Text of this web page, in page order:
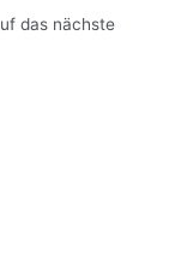
das nächste